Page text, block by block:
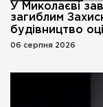
У Миколаєві
загиблим
будівництво
06 серпня 2026